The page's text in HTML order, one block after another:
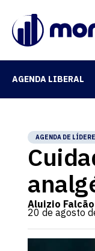
AGENDA LIBERAL
AGENDA DE
Aluizio
20 de agosto